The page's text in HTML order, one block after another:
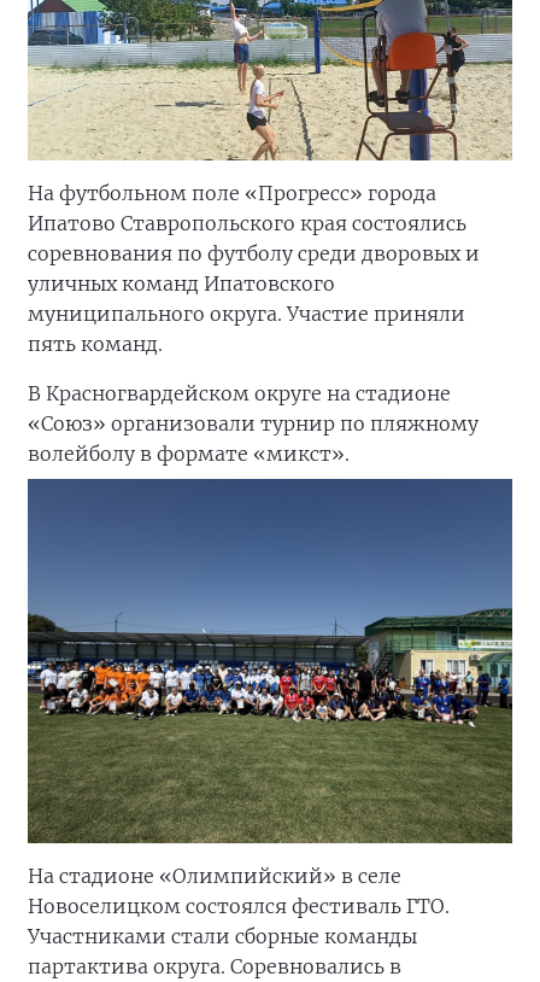
На футбольном поле «Прогресс» города
Ипатово Ставропольского края состоялись
соревнования по футболу среди дворовых и
уличных команд Ипатовского
муниципального округа. Участие приняли
пять команд.
В Красногвардейском округе на стадионе
«Союз» организовали турнир по пляжному
волейболу в формате «микст».
На стадионе «Олимпийский» в селе
Новоселицком состоялся фестиваль ГТО.
Участниками стали сборные команды
партактива округа. Соревновались в